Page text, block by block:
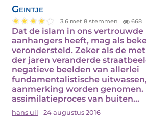
Geintje
3.6 met 8 stemmen 668
Dat de islam in ons
aanhangers heeft, mag als
verondersteld. Zeker als de
der jaren veranderde
negatieve beelden van allerlei
fundamentalistische
aanmerking worden genomen.
assimilatieproces van buiten...
hans uil 24 augustus 2016